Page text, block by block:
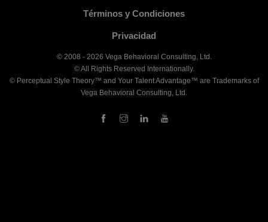
Términos y Condiciones
Privacidad
© 2008 - 2026 Vega Behavioral Consulting, Ltd.
© All Rights Reserved Internationally.
© Perceptual Style Theory™ and Your Talent Advantage™ are Trademarks of
Vega Behavioral Consulting, Ltd.